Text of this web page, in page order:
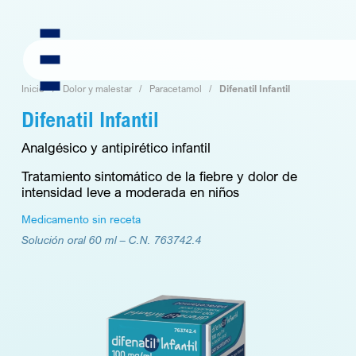
content
Inicio Dolor y malestar Paracetamol Difenatil Infantil
Difenatil Infantil
Analgésico y antipirético infantil
Tratamiento sintomático de la fiebre y dolor de
intensidad leve a moderada en niños
Medicamento sin receta
Solución oral 60 ml –C.N. 763742.4